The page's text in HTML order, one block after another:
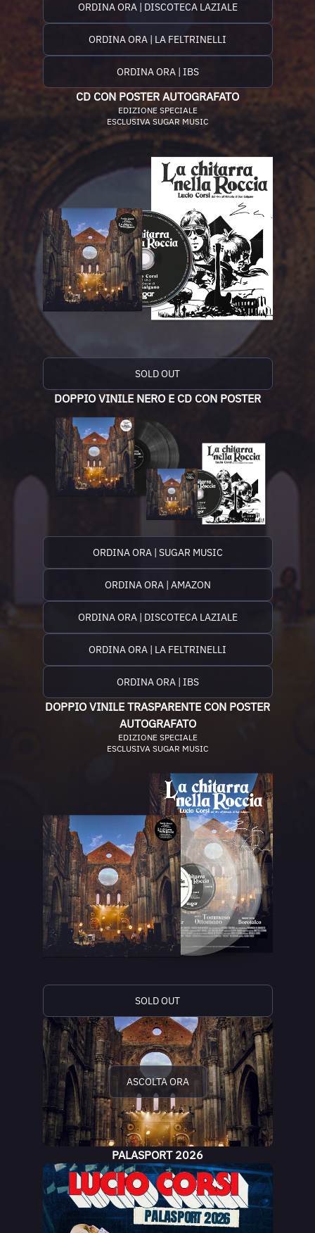
ORDINA ORA | DISCOTECA LAZIALE
ORDINA ORA | LA FELTRINELLI
ORDINA ORA | IBS
CD CON POSTER AUTOGRAFATO
EDIZIONE SPECIALE
ESCLUSIVA SUGAR MUSIC
SOLD OUT
DOPPIO VINILE NERO E CD CON POSTER
ORDINA ORA | SUGAR MUSIC
ORDINA ORA | AMAZON
ORDINA ORA | DISCOTECA LAZIALE
ORDINA ORA | LA FELTRINELLI
ORDINA ORA | IBS
DOPPIO VINILE TRASPARENTE CON POSTER
AUTOGRAFATO
EDIZIONE SPECIALE
ESCLUSIVA SUGAR MUSIC
SOLD OUT
ASCOLTA ORA
PALASPORT 2026